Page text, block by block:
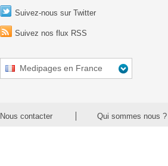
Suivez-nous sur Twitter
Suivez nos flux RSS
Medipages en France
Nous contacter Qui sommes nous ?